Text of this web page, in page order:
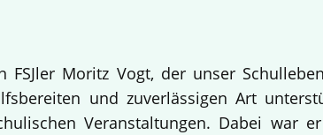
Moritz Vogt, der unser
und zuverlässigen Art
Veranstaltungen. Dabei war